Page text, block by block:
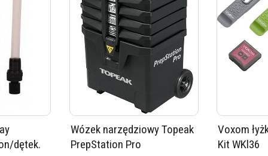
dętek.
Wózek narzędziowy Topeak
PrepStation Pro
Voxom
Kit WKl36